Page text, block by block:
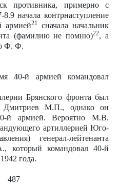
противника, примерно с
начала контрнаступление
армией21
сначала начальник
(фамилию не помню)22, а
Ф. Ф.
40-й армией командовал
Брянского фронта был
Дмитриев М.П., однако он
й армией. Вероятно М.В.
артиллерией Юго-
генерал-лейтенанта
который командовал 40-й
года.
487